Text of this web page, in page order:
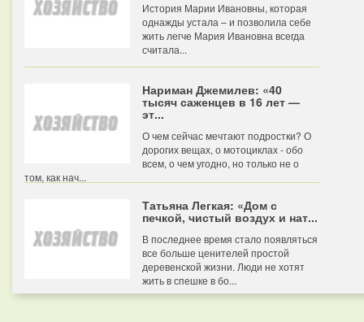
История Марии Ивановны, которая
однажды устала – и позволила себе
жить легче Мария Ивановна всегда
считала...
Нариман Джемилев: «40
тысяч саженцев в 16 лет —
эт...
О чем сейчас мечтают подростки? О
дорогих вещах, о мотоциклах - обо
всем, о чем угодно, но только не о
том, как нач...
Татьяна Легкая: «Дом с
печкой, чистый воздух и нат...
В последнее время стало появляться
все больше ценителей простой
деревенской жизни. Люди не хотят
жить в спешке в бо...